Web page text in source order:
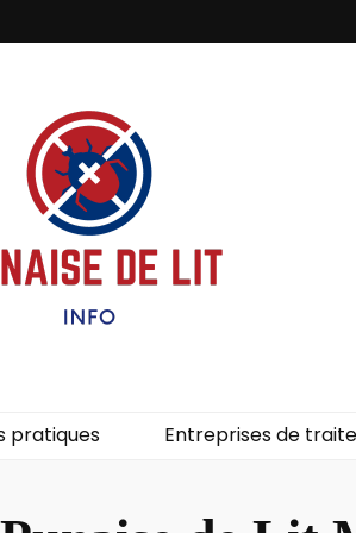
pratiques Entreprises de